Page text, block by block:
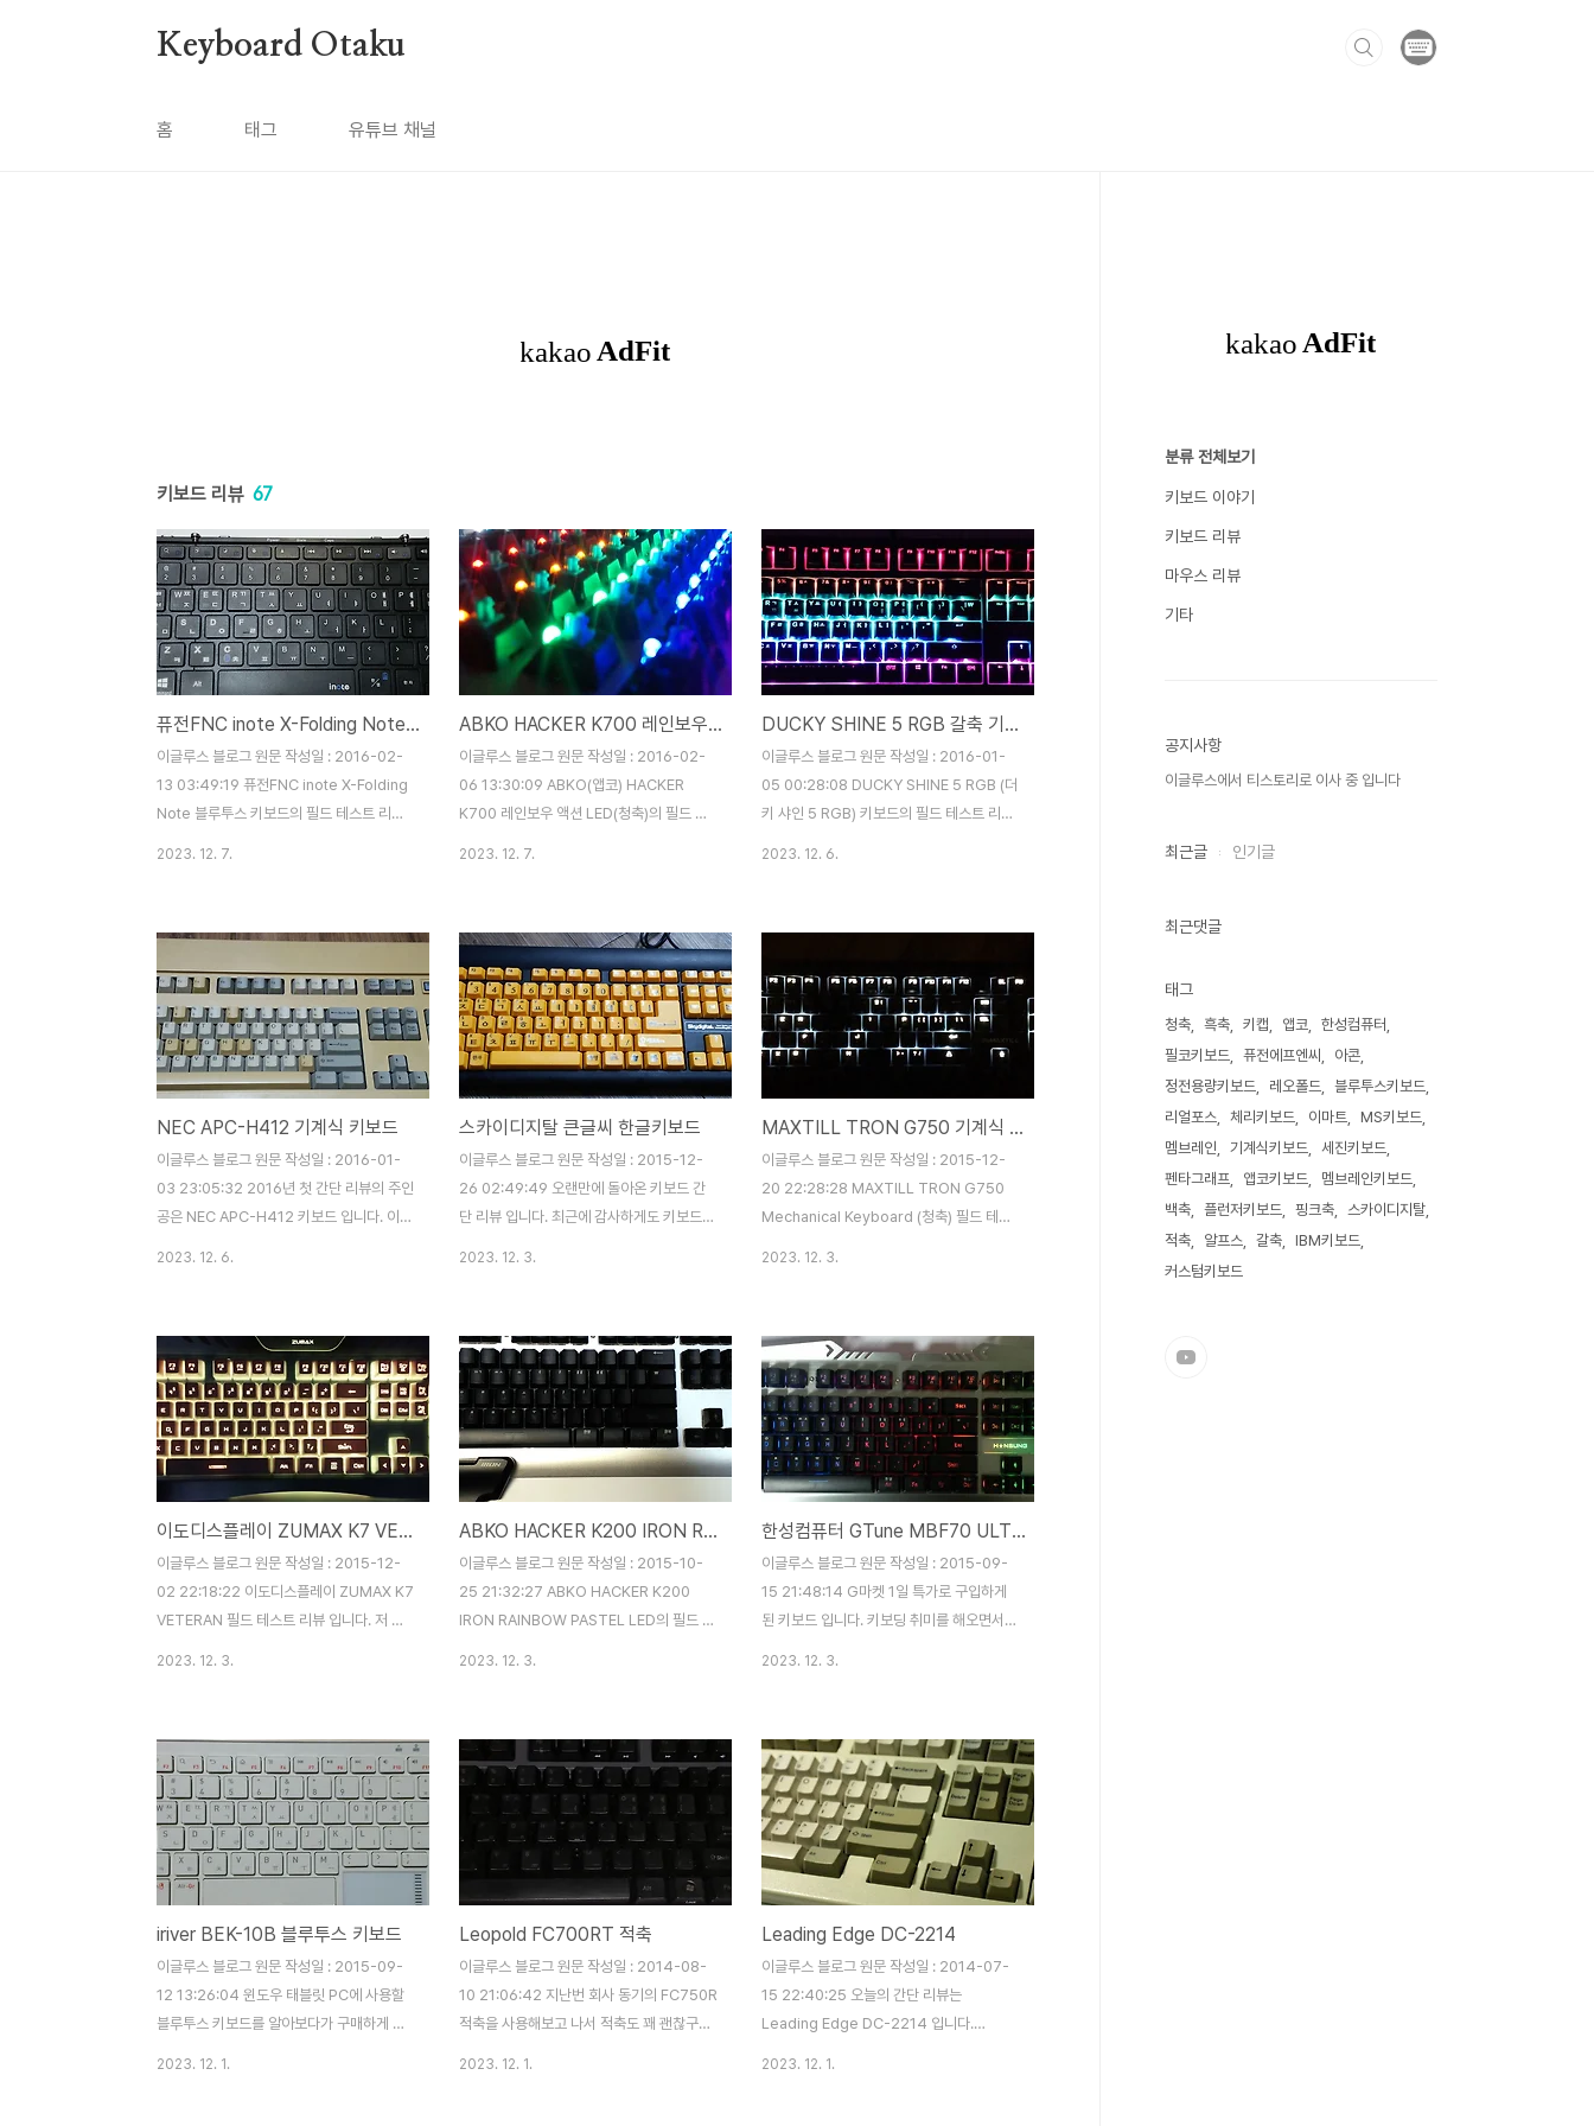
Keyboard Otaku
홈 태그 유튜브 채널
키보드 리뷰 67
퓨전FNC inote X-Folding Note 블루투스 키보드
이글루스 블로그 원문 작성일 : 2016-02-
13 03:49:19 퓨전FNC inote X-Folding
Note 블루투스 키보드의 필드 테스트 리뷰
모습입니다. 키보드의 모습이 절반 정도 드러
나는 박스 디자인을 하고 있습니다. 박스가
낡아보이는 것은 제 잘못이 아니라 원래 저런
상태로 배송이 되었습니다. 기분이 썩 좋지는
않지만 일단 넘어갑니다. 앞 모습을 천천히
살펴 보던 중, 순간 제 눈을 의심하게 한 것이
있었으니.. 바로 제품명이었습니다. 'X-
Folding' 이 아니라 'X-Fo..
2023. 12. 7.
ABKO HACKER K700 레인보우 액션 LED 더블 키캡
이글루스 블로그 원문 작성일 : 2016-02-
06 13:30:09 ABKO(앱코) HACKER
K700 레인보우 액션 LED(청축)의 필드 테
K700 만의 특징과 경쟁력, 장점과 단점은 무
엇인지 한번 살펴 보도록 하겠습니다. 1. 패키
징 K700의 박스 입니다. 박스에 제품명을 쉽
게 알아볼 수 있도록 큰 글씨로 인쇄가 되어
있습니다. 무지 박스로 원가 절감에 노력 한
것은 칭찬 하고 싶습니다. 박스의 뒷면 입니
다. 제품의 형상과 특징, 기능 등이 인쇄되어
있습니다. '책임 A/S 2년' 이라는 문구가 눈
에 띕니다. 박스를 열면 좌우로 두..
2023. 12. 7.
DUCKY SHINE 5 RGB 갈축 기계식 키보드
이글루스 블로그 원문 작성일 : 2016-01-
05 00:28:08 DUCKY SHINE 5 RGB (더
키 샤인 5 RGB) 키보드의 필드 테스트 리뷰
하단에는 CHERRY RGB 프린트로 체리
RGB 스위치를 사용한 키보드임을 나타내고
있습니다. 아이오매니아의 스티커 씰이 붙어
있습니다. 아이오매니아는 더키 채널 한국 공
식 수입사 라고 합니다.
(http://duckykorea.co.kr/wp/) 박스의
뒷면 입니다. 간단한 스펙과 특징이 기재되어
있습니다. 측면에는 스위치 종류를..
2023. 12. 6.
NEC APC-H412 기계식 키보드
이글루스 블로그 원문 작성일 : 2016-01-
03 23:05:32 2016년 첫 간단 리뷰의 주인
공은 NEC APC-H412 키보드 입니다. 이
니다. 배열은 윈키리스 101키 배열로 Ctrl과
Alt 사이에 빈 공간 없는 대신 엄청나게 긴 스
페이스바를 볼 수 있습니다. 상판 하우징의
모습은 체리의 1000 시리즈와 유사한 느낌
이 듭니다. NEC의 하늘색 기계식 스위치의
모습을 볼 수 있습니다. 기계식 스위치라고
하면 흔히 체리나 알프스를 떠올리게 되는데,
(그나마 세번째를 꼽자면 NMB 정도?) NEC
스위치는 저도 이 키보드를 통..
2023. 12. 6.
스카이디지탈 큰글씨 한글키보드
이글루스 블로그 원문 작성일 : 2015-12-
26 02:49:49 오랜만에 돌아온 키보드 간
단 리뷰 입니다. 최근에 감사하게도 키보드
^^; 이번 키보드 간단 리뷰에서 살펴볼 녀석
은 '스카이디지탈 큰글씨 한글키보드' 입니
다. 어머니께서 큰 한글 각인의 키보드를 원
하셔서 직접 구입했습니다. 포털 사이트에
'효도용 키보드' 로 검색하면 딱 2가지 제품
이 나옵니다. 스카이디지탈 큰글씨 한글키보
드 COSY 큰 자판 키보드 배송비를 포함한
가격은 스카이디지탈이 만원 정도, COSY는
2만원 정도로 약 만원의 가격 차이가 납니다.
오늘의 주인..
2023. 12. 3.
MAXTILL TRON G750 기계식 청축 키보드
이글루스 블로그 원문 작성일 : 2015-12-
20 22:28:28 MAXTILL TRON G750
Mechanical Keyboard (청축) 필드 테스
장 놀란 것은 거대한 박스의 크기 였습니다.
세로의 길이도 길고, 키보드 두개까지 넣을
수 있을 것 같은 높이였습니다. 후면의 박스
디자인 입니다. 제품의 특징인 카일 스위치,
LED 백라이트 모드, 방수 실리콘 패드, 금도
금 커넥터에 대한 설명과 LED 모드 사용 시
조합하여야 하는 키에 대한 설명이 프린트 되
어 있습니다. 현재 본 제품은 생산과정의 불
량이 발생하여 판매 된 제품이..
2023. 12. 3.
이도디스플레이 ZUMAX K7 VETERAN
이글루스 블로그 원문 작성일 : 2015-12-
02 22:18:22 이도디스플레이 ZUMAX K7
VETERAN 필드 테스트 리뷰 입니다. 저 또
번 리뷰에서 살펴볼 키보드는 알루미늄 상판
의 고급형 멤브레인 키보드인 ZUMAX K7
VETERAN 입니다. 키보드에 관심이 많은 분
들이라면 잘 아시겠지만, 최근 메탈 플레이트
& 비키 타입 & 이중 사출 키캡 & 멤브레인의
키보드들이 천편일률적으로 출시되어 있습니
다. 과연 ZUMAX K7 VETERAN이 후발 주
자로서 어떠한 면모를 가지고 있는지 살펴 보
도록 하겠습니다. 전면의 박스 디자인 ..
2023. 12. 3.
ABKO HACKER K200 IRON RAINBOW PASTEL LED BLACK
이글루스 블로그 원문 작성일 : 2015-10-
25 21:32:27 ABKO HACKER K200
IRON RAINBOW PASTEL LED의 필드 테
면의 박스 디자인 입니다. 무지 박스에 프린
트 되어 원가 절감에 노력했음을 알 수 있습
니다. 상당히 바람직한 부분이라고 생각 됩니
다. 누가 봐도 이 키보드의 이름은 IRON 임
을 알 수 있게 큰 글씨로 나타내었습니다. 키
캡의 색상으로 블랙과 화이트, 총 2가지의 모
델이 존재 합니다. 제가 수령한 모델은 블랙
입니다. 박스의 뒷면 입니다. 제품의 스펙과
특징을 파악할 ..
2023. 12. 3.
한성컴퓨터 GTune MBF70 ULTRON
이글루스 블로그 원문 작성일 : 2015-09-
15 21:48:14 G마켓 1일 특가로 구입하게
된 키보드 입니다. 키보딩 취미를 해오면서
홀린 듯 구매를 하게 되었네요. 배송 온 박스
입니다. 다음 사진을 보면 아시겠지만 상당히
큰 박스에 포장이 되어 왔습니다. 에어캡으로
포장이 되어 있는데, 대충 껴넣은 느낌이라
박스 우측 부분이 훼손 되었습니다. 박스의
오른쪽 부분이 약간 우그러든 것을 볼 수 있
습니다. 별 것 아닐 수 도 있지만, 포장에서부
터 약간 실망을 안겨 주었습니다. 제품은 화
이트와 블랙 색상이 있습니다. 저는 블랙으로
..
2023. 12. 3.
iriver BEK-10B 블루투스 키보드
이글루스 블로그 원문 작성일 : 2015-09-
12 13:26:04 윈도우 태블릿 PC에 사용할
블루투스 키보드를 알아보다가 구매하게 된
2023. 12. 1.
Leopold FC700RT 적축
이글루스 블로그 원문 작성일 : 2014-08-
10 21:06:42 지난번 회사 동기의 FC750R
적축을 사용해보고 나서 적축도 꽤 괜찮구나
2023. 12. 1.
Leading Edge DC-2214
이글루스 블로그 원문 작성일 : 2014-07-
15 22:40:25 오늘의 간단 리뷰는
Leading Edge DC-2214 입니다.
2023. 12. 1.
분류 전체보기
키보드 이야기
키보드 리뷰
마우스 리뷰
기타
공지사항
이글루스에서 티스토리로 이사 중 입니다
최근글 인기글
최근댓글
태그
청축 흑축 키캡 앱코
한성컴퓨터
필코키보드
퓨전에프엔씨
아콘
정전용량키보드
레오폴드
블루투스키보드
리얼포스
체리키보드 이마트
MS키보드
멤브레인
기계식키보드
세진키보드
펜타그래프
앱코키보드
멤브레인키보드
백축
플런저키보드 핑크축
스카이디지탈
적축
알프스 갈축
IBM키보드
커스텀키보드